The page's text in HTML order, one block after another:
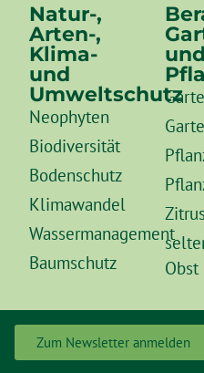
Natur-,
Arten-,
Klima-
und
Umweltschutz
Neophyten
Biodiversität
Bodenschutz
Klimawandel
Wassermanagement
Baumschutz
und
Obst
Zum Newsletter anmelden